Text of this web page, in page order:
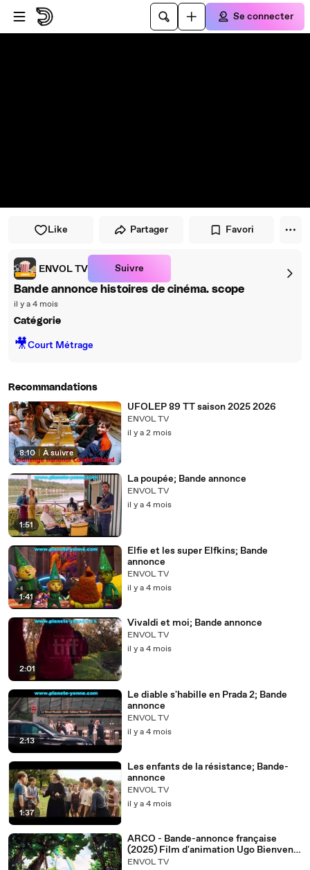
Passer au player
Passer au contenu principal
Se connecter
Like Partager Favori
ENVOL TV Suivre
Bande annonce histoires de cinéma. scope
il y a 4 mois
Catégorie
🎥Court Métrage
Recommandations
8:10 À suivre
UFOLEP 89 TT saison 2025 2026
ENVOL TV
il y a 2 mois
1:51
La poupée; Bande annonce
ENVOL TV
il y a 4 mois
1:41
Elfie et les super Elfkins; Bande
annonce
ENVOL TV
il y a 4 mois
2:01
Vivaldi et moi; Bande annonce
ENVOL TV
il y a 4 mois
2:13
Le diable s'habille en Prada 2; Bande
annonce
ENVOL TV
il y a 4 mois
1:37
Les enfants de la résistance; Bande-
annonce
ENVOL TV
il y a 4 mois
ARCO - Bande-annonce française
(2025) Film d'animation Ugo Bienvenu
Cristal d'Annecy
ENVOL TV